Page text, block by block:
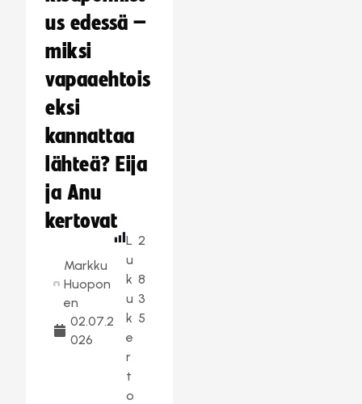
us edessä –
miksi
vapaaehtois
eksi
kannattaa
lähteä? Eija
ja Anu
kertovat
Markku
Huopon
en
02.07.2
026
L
u
k
u
k
e
r
t
o
2
8
3
5